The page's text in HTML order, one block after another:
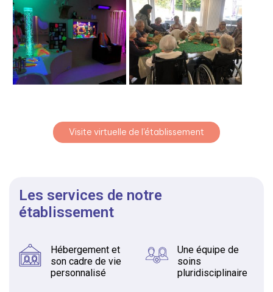
Visite virtuelle de l'établissement
Les services de notre
établissement
Hébergement et
son cadre de vie
personnalisé
Une équipe de
soins
pluridisciplinaire